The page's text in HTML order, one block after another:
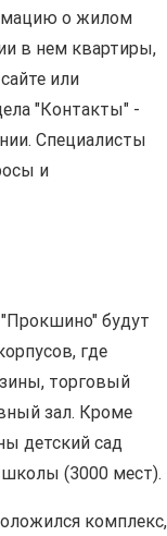
о жилом
в нем квартиры,
или
"Контакты" -
Специалисты
и
будут
где
торговый
зал. Кроме
детский сад
(3000 мест).
комплекс,